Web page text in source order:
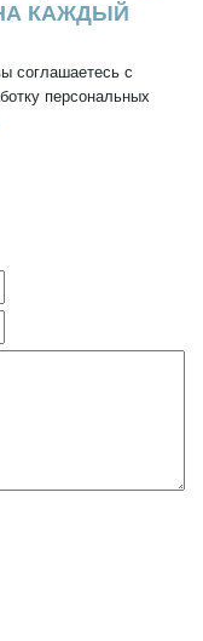
КАЖДЫЙ
соглашаетесь с
персональных